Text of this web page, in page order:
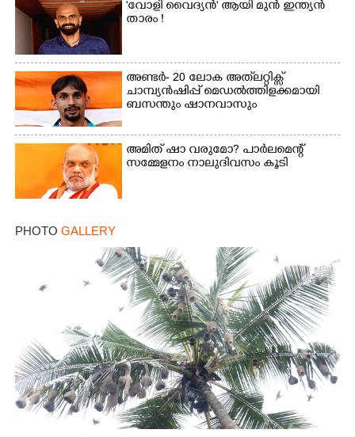
'വോളി വൈദ്യൻ' ആയി മുൻ ഇന്ത്യൻ
താരം !
അണ്ടർ- 20 ലോക അത്‌ലറ്റിക്സ്
ചാമ്പ്യൻഷിപ്പ് മെഡൽത്തിളക്കമായി
ബസന്തും ഷാനവാസും
അമിത് ഷാ വരുമോ?​ പാർലമെന്റ്
സമ്മേളനം നാലുദിവസം കൂടി
PHOTO GALLERY